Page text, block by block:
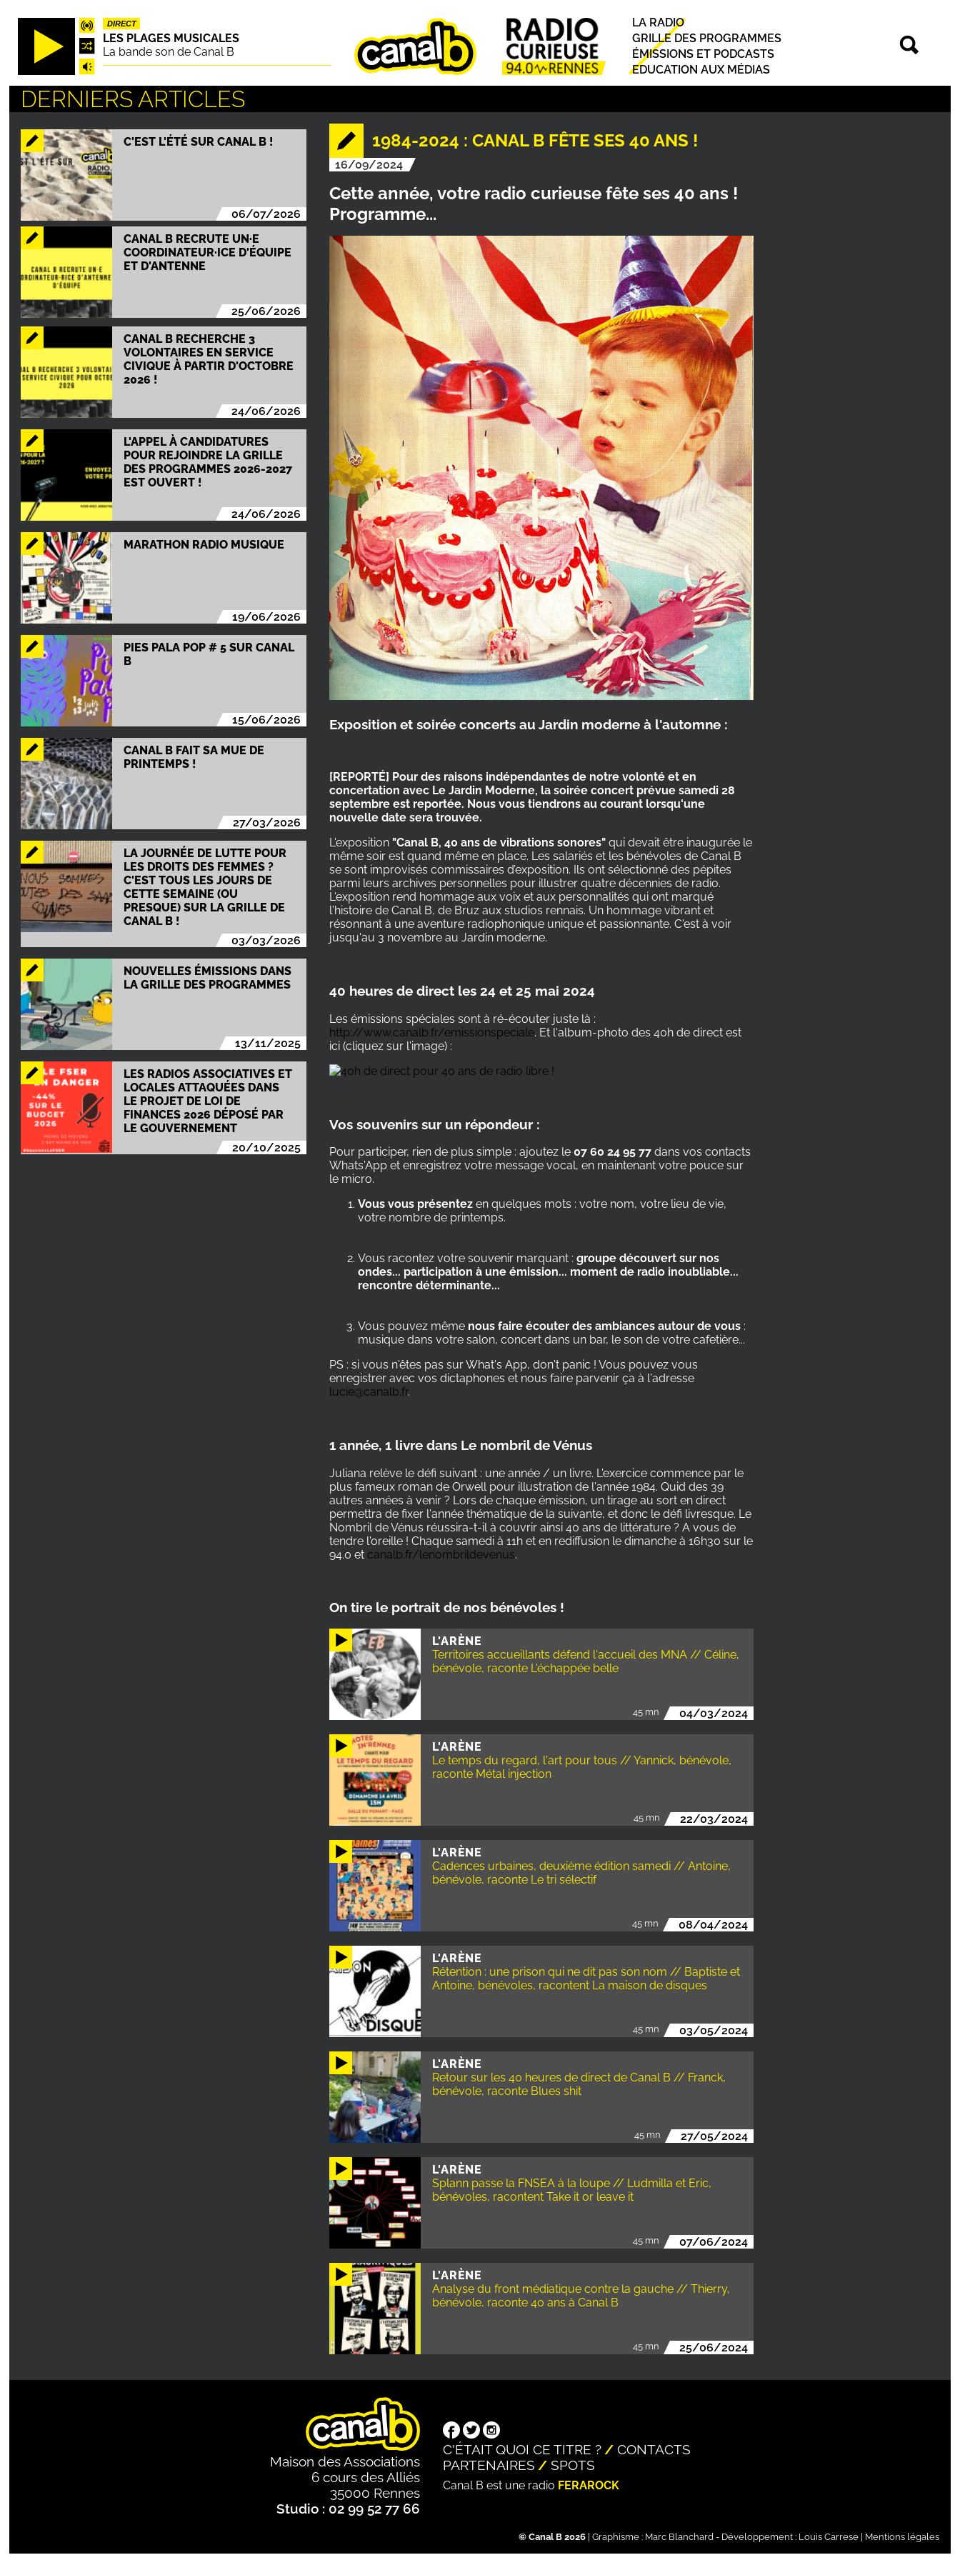
Aller
principal
DIRECT
LES PLAGES MUSICALES
La bande son de Canal B
Principal
LA RADIO
GRILLE DES PROGRAMMES
ÉMISSIONS ET PODCASTS
EDUCATION AUX MÉDIAS
DERNIERS ARTICLES
C'EST L'ÉTÉ SUR CANAL B !
06/07/2026
CANAL B RECRUTE UN·E
COORDINATEUR·ICE D'ÉQUIPE
ET D'ANTENNE
25/06/2026
CANAL B RECHERCHE 3
VOLONTAIRES EN SERVICE
CIVIQUE À PARTIR D'OCTOBRE
2026 !
24/06/2026
L'APPEL À CANDIDATURES
POUR REJOINDRE LA GRILLE
DES PROGRAMMES 2026-2027
EST OUVERT !
24/06/2026
MARATHON RADIO MUSIQUE
19/06/2026
PIES PALA POP # 5 SUR CANAL
B
15/06/2026
CANAL B FAIT SA MUE DE
PRINTEMPS !
27/03/2026
LA JOURNÉE DE LUTTE POUR
LES DROITS DES FEMMES ?
C'EST TOUS LES JOURS DE
CETTE SEMAINE (OU
PRESQUE) SUR LA GRILLE DE
CANAL B !
03/03/2026
NOUVELLES ÉMISSIONS DANS
LA GRILLE DES PROGRAMMES
13/11/2025
LES RADIOS ASSOCIATIVES ET
LOCALES ATTAQUÉES DANS
LE PROJET DE LOI DE
FINANCES 2026 DÉPOSÉ PAR
LE GOUVERNEMENT
20/10/2025
1984-2024 : CANAL B FÊTE SES 40 ANS !
16/09/2024
Cette année, votre radio curieuse fête ses 40 ans !
Programme...
Exposition et soirée concerts au Jardin moderne à l'automne :
[REPORTÉ] Pour des raisons indépendantes de notre volonté et en
concertation avec Le Jardin Moderne, la soirée concert prévue samedi 28
septembre est reportée. Nous vous tiendrons au courant lorsqu'une
nouvelle date sera trouvée.
L'exposition "Canal B, 40 ans de vibrations sonores"qui devait être inaugurée le
même soir est quand même en place. Les salariés et les bénévoles de Canal B
se sont improvisés commissaires d’exposition. Ils ont sélectionné des pépites
parmi leurs archives personnelles pour illustrer quatre décennies de radio.
L'exposition rend hommage aux voix et aux personnalités qui ont marqué
l'histoire de Canal B, de Bruz aux studios rennais. Un hommage vibrant et
résonnant à une aventure radiophonique unique et passionnante. C'est à voir
jusqu'au 3 novembre au Jardin moderne.
40 heures de direct les 24 et 25 mai 2024
Les émissions spéciales sont à ré-écouter juste là :
http://www.canalb.fr/emissionspeciale. Et l'album-photo des 40h de direct est
ici (cliquez sur l'image) :
Vos souvenirs sur un répondeur :
Pour participer, rien de plus simple : ajoutez le07 60 24 95 77 dans vos contacts
Whats'App et enregistrez votre message vocal, en maintenant votre pouce sur
le micro.
Vous vous présentez en quelques mots : votre nom, votre lieu de vie,
votre nombre de printemps.
Vous racontez votre souvenir marquant :groupe découvert sur nos
ondes... participation à une émission... moment de radio inoubliable...
rencontre déterminante...
Vous pouvez même nous faire écouter des ambiances autour de vous :
musique dans votre salon, concert dans un bar, le son de votre cafetière...
PS : si vous n'êtes pas sur What's App, don't panic ! Vous pouvez vous
enregistrer avec vos dictaphones et nous faire parvenir ça à l'adresse
lucie@canalb.fr.
1 année, 1 livre dans Le nombril de Vénus
Juliana relève le défi suivant : une année / un livre. L'exercice commence par le
plus fameux roman de Orwell pour illustration de l'année 1984. Quid des 39
autres années à venir ? Lors de chaque émission, un tirage au sort en direct
permettra de fixer l'année thématique de la suivante, et donc le défi livresque. Le
Nombril de Vénus réussira-t-il à couvrir ainsi 40 ans de littérature ? A vous de
tendre l'oreille ! Chaque samedi à 11h et en rediffusion le dimanche à 16h30 sur le
94.0 et canalb.fr/lenombrildevenus.
On tire le portrait de nos bénévoles !
L'ARÈNE
Territoires accueillants défend l'accueil des MNA // Céline,
bénévole, raconte L'échappée belle
45 mn 04/03/2024
L'ARÈNE
Le temps du regard, l'art pour tous // Yannick, bénévole,
raconte Métal injection
45 mn 22/03/2024
L'ARÈNE
Cadences urbaines, deuxième édition samedi // Antoine,
bénévole, raconte Le tri sélectif
45 mn 08/04/2024
L'ARÈNE
Rétention : une prison qui ne dit pas son nom // Baptiste et
Antoine, bénévoles, racontent La maison de disques
45 mn 03/05/2024
L'ARÈNE
Retour sur les 40 heures de direct de Canal B // Franck,
bénévole, raconte Blues shit
45 mn 27/05/2024
L'ARÈNE
Splann passe la FNSEA à la loupe // Ludmilla et Eric,
bénévoles, racontent Take it or leave it
45 mn 07/06/2024
L'ARÈNE
Analyse du front médiatique contre la gauche // Thierry,
bénévole, raconte 40 ans à Canal B
45 mn 25/06/2024
Maison des Associations
6 cours des Alliés
35000 Rennes
Studio : 02 99 52 77 66
C'ÉTAIT QUOI CE TITRE ?
CONTACTS
PARTENAIRES
SPOTS
Canal B est une radio FERAROCK
© Canal B 2026 | Graphisme : Marc Blanchard - Développement : Louis Carrese| Mentions légales